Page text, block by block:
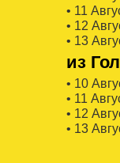
• 11
• 12
• 13
из
• 10
• 11
• 12
• 13